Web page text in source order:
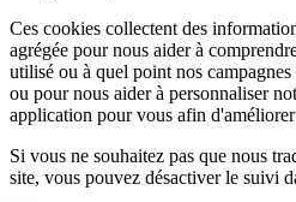
Ces cookies collectent des
agrégée pour nous aider à
utilisé ou à quel point nos
ou pour nous aider à personnaliser
application pour vous afin
Si vous ne souhaitez pas que nous
site, vous pouvez désactiver le suivi